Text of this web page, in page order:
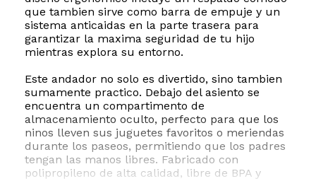
que tambien sirve como barra de empuje y un
sistema anticaidas en la parte trasera para
garantizar la maxima seguridad de tu hijo
mientras explora su entorno.
Este andador no solo es divertido, sino tambien
sumamente practico. Debajo del asiento se
encuentra un compartimento de
almacenamiento oculto, perfecto para que los
ninos lleven sus juguetes favoritos o meriendas
durante los paseos, permitiendo que los padres
tengan las manos libres. Fabricado con
polipropileno de alta calidad, libre de BPA y